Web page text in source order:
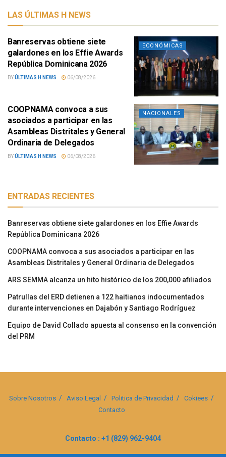
LAS ÚLTIMAS H NEWS
ECONÓMICAS
Banreservas obtiene siete
galardones en los Effie Awards
República Dominicana 2026
BYÚLTIMAS H NEWS 06/08/2026
NACIONALES
COOPNAMA convoca a sus
asociados a participar en las
Asambleas Distritales y General
Ordinaria de Delegados
BYÚLTIMAS H NEWS 06/08/2026
ENTRADAS RECIENTES
Banreservas obtiene siete galardones en los Effie Awards
República Dominicana 2026
COOPNAMA convoca a sus asociados a participar en las
Asambleas Distritales y General Ordinaria de Delegados
ARS SEMMA alcanza un hito histórico de los 200,000 afiliados
Patrullas del ERD detienen a 122 haitianos indocumentados
durante intervenciones en Dajabón y Santiago Rodríguez
Equipo de David Collado apuesta al consenso en la convención
del PRM
Sobre Nosotros Aviso Legal Politica de Privacidad
Cokiees
Contacto
Contacto : +1 (829) 962-9404